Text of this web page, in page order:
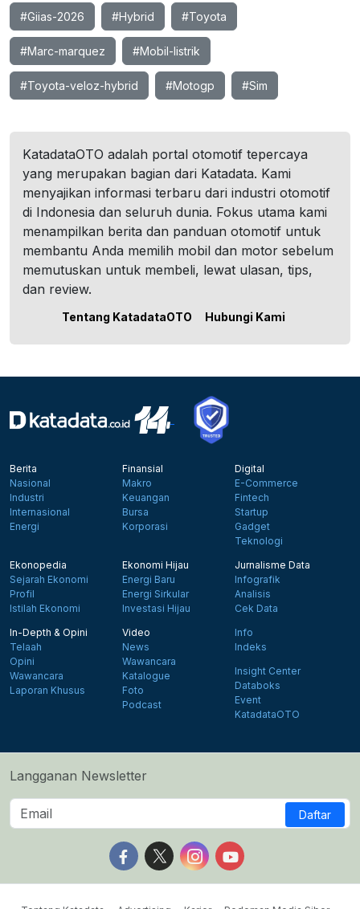
#Giias-2026 #Hybrid #Toyota
#Marc-marquez #Mobil-listrik
#Toyota-veloz-hybrid #Motogp #Sim
KatadataOTO adalah portal otomotif tepercaya
yang merupakan bagian dari Katadata. Kami
menyajikan informasi terbaru dari industri otomotif
di Indonesia dan seluruh dunia. Fokus utama kami
menampilkan berita dan panduan otomotif untuk
membantu Anda memilih mobil dan motor sebelum
memutuskan untuk membeli, lewat ulasan, tips,
dan review.
Tentang KatadataOTO Hubungi Kami
Berita
Nasional
Industri
Internasional
Energi
Finansial
Makro
Keuangan
Bursa
Korporasi
Digital
E-Commerce
Fintech
Startup
Gadget
Teknologi
Ekonopedia
Sejarah Ekonomi
Profil
Istilah Ekonomi
Ekonomi Hijau
Energi Baru
Energi Sirkular
Investasi Hijau
Jurnalisme Data
Infografik
Analisis
Cek Data
In-Depth & Opini
Telaah
Opini
Wawancara
Laporan Khusus
Video
News
Wawancara
Katalogue
Foto
Podcast
Info
Indeks
Insight Center
Databoks
Event
KatadataOTO
Langganan Newsletter
Daftar
Follow us on Facebook
Follow us on X
Follow us on Instagram
Follow us on